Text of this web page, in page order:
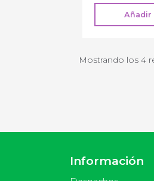
Añadir
Mostrando los 4
Información